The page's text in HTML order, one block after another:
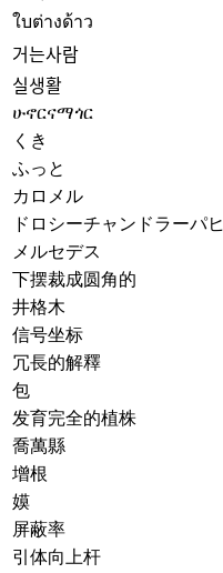
ใบต่างด้าว
거는사람
실생활
ሁኖርናማጎር
くき
ふっと
カロメル
ドロシーチャンドラーパヒ
メルセデス
下摆裁成圆角的
井格木
信号坐标
冗長的解釋
包
发育完全的植株
喬萬縣
增根
嫫
屏蔽率
引体向上杆